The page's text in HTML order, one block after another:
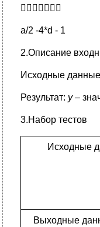

a/2 -4*d - 1
2.Описание
Исходные
Результат: у–
3.Набор тестов
Исходные
Выходные